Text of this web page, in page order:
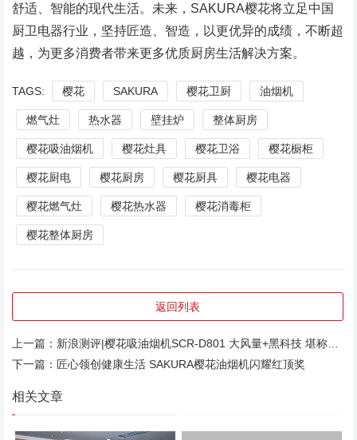
舒适、智能的现代生活。未来，SAKURA樱花将立足中国
厨卫电器行业，坚持匠造、智造，以更优异的成绩，不断超
越，为更多消费者带来更多优质厨房生活解决方案。
TAGS: 樱花 SAKURA 樱花卫厨 油烟机
燃气灶 热水器 壁挂炉 整体厨房
樱花吸油烟机 樱花灶具 樱花卫浴 樱花橱柜
樱花厨电 樱花厨房 樱花厨具 樱花电器
樱花燃气灶 樱花热水器 樱花消毒柜
樱花整体厨房
返回列表
上一篇： 新浪测评|樱花吸油烟机SCR-D801 大风量+黑科技 堪称实力之作
下一篇： 匠心领创健康生活 SAKURA樱花油烟机闪耀红顶奖
相关文章